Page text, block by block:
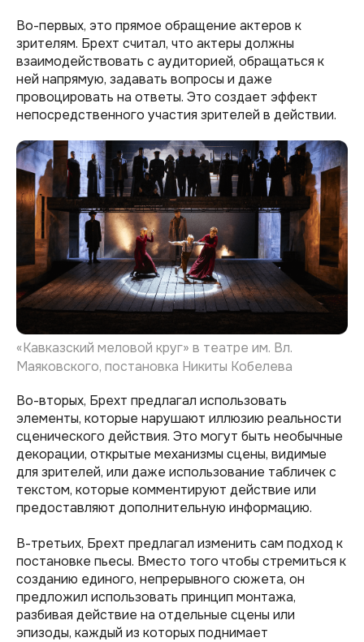
Во-первых, это прямое обращение актеров к
зрителям. Брехт считал, что актеры должны
взаимодействовать с аудиторией, обращаться к
ней напрямую, задавать вопросы и даже
провоцировать на ответы. Это создает эффект
непосредственного участия зрителей в действии.
«Кавказский меловой круг» в театре им. Вл.
Маяковского, постановка Никиты Кобелева
Во-вторых, Брехт предлагал использовать
элементы, которые нарушают иллюзию реальности
сценического действия. Это могут быть необычные
декорации, открытые механизмы сцены, видимые
для зрителей, или даже использование табличек с
текстом, которые комментируют действие или
предоставляют дополнительную информацию.
В-третьих, Брехт предлагал изменить сам подход к
постановке пьесы. Вместо того чтобы стремиться к
созданию единого, непрерывного сюжета, он
предложил использовать принцип монтажа,
разбивая действие на отдельные сцены или
эпизоды, каждый из которых поднимает